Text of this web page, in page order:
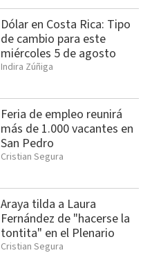
Dólar en Costa Rica: Tipo
de cambio para este
miércoles 5 de agosto
Indira Zúñiga
Feria de empleo reunirá
más de 1.000 vacantes en
San Pedro
Cristian Segura
Araya tilda a Laura
Fernández de "hacerse la
tontita" en el Plenario
Cristian Segura